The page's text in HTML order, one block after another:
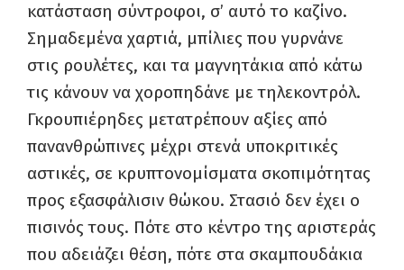
κατάσταση σύντροφοι, σ’ αυτό το καζίνο.
Σημαδεμένα χαρτιά, μπίλιες που γυρνάνε
στις ρουλέτες, και τα μαγνητάκια από κάτω
τις κάνουν να χοροπηδάνε με τηλεκοντρόλ.
Γκρουπιέρηδες μετατρέπουν αξίες από
πανανθρώπινες μέχρι στενά υποκριτικές
αστικές, σε κρυπτονομίσματα σκοπιμότητας
προς εξασφάλισιν θώκου. Στασιό δεν έχει ο
πισινός τους. Πότε στο κέντρο της αριστεράς
που αδειάζει θέση, πότε στα σκαμπουδάκια